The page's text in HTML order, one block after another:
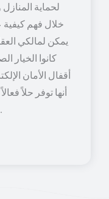
لحماية
خلال فهم كيفية
يمكن لمالكي
كانوا الخيار
أقفال الأمان
أنها توفر حلاً
والراحة والوصول القابل للتخصيص.